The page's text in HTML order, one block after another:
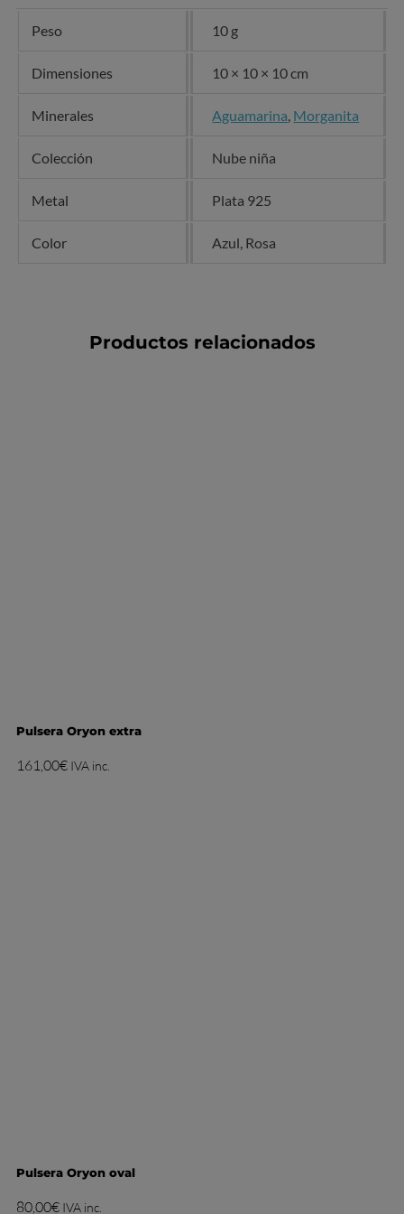
Peso 10 g
Dimensiones 10 × 10 × 10 cm
Minerales Aguamarina, Morganita
Colección Nube niña
Metal Plata 925
Color Azul, Rosa
Productos relacionados
Pulsera Oryon extra
161,00€ IVA inc.
Pulsera Oryon oval
80,00€ IVA inc.